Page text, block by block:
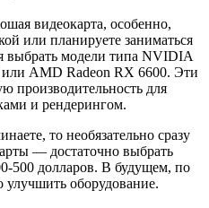
видеокарта, особенно,
или планируете заниматься
выбрать модели типа NVIDIA
AMD Radeon RX 6600. Эти
производительность для
и рендерингом.
то необязательно сразу
— достаточно выбрать
500 долларов. В будущем, по
улучшить оборудование.